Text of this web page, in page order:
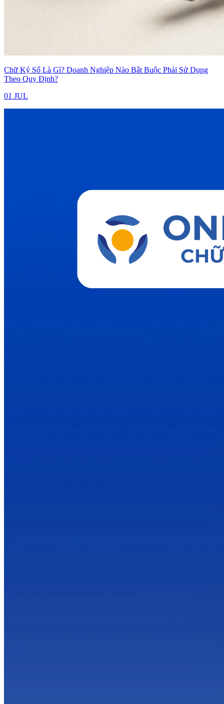
Chữ Ký Số Là Gì? Doanh Nghiệp Nào Bắt Buộc Phải Sử Dụng
Theo Quy Định?
01 JUL